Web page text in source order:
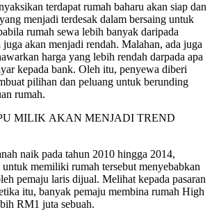
terdapat rumah baharu akan siap dan
menjadi terdesak dalam bersaing untuk
rumah sewa lebih banyak daripada
akan menjadi rendah. Malahan, ada juga
harga yang lebih rendah darpada apa
kepada bank. Oleh itu, penyewa diberi
pilihan dan peluang untuk berunding
rumah.
MILIK AKAN MENJADI TREND
naik pada tahun 2010 hingga 2014,
memiliki rumah tersebut menyebabkan
pemaju laris dijual. Melihat kepada pasaran
itu, banyak pemaju membina rumah High
RM1 juta sebuah.